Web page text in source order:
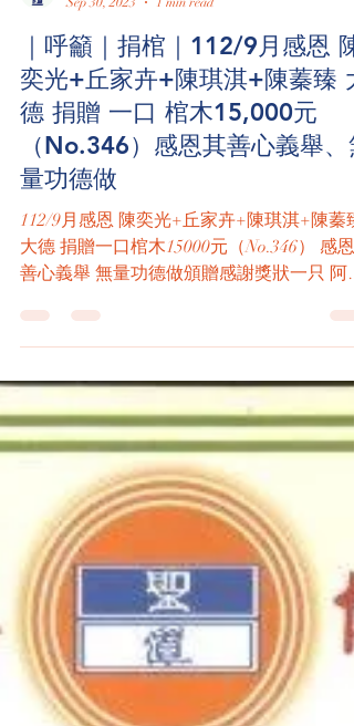
永天聖道寶禪院 天地廟
｜呼籲｜捐棺｜112/9月感恩 陳
奕光+丘家卉+陳琪淇+陳蓁臻 大
德 捐贈 一口 棺木15,000元
（No.346）感恩其善心義舉、
量功德做
112/9月感恩 陳奕光+丘家卉+陳琪淇+陳蓁臻
大德 捐贈一口棺木15000元（No.346） 感恩
善心義舉 無量功德做頒贈感謝獎狀一只 阿彌
陀佛 感恩合十 感恩參與【善知識】 積善之
慶有餘 今無功德人要善『做善事培福』今有
功德更要善『做善事培德』 ※...